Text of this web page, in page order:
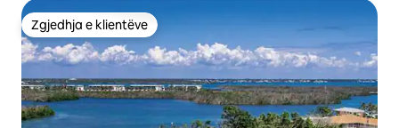
Zgjedhja e klientëve
Zgjedhja e klientëve